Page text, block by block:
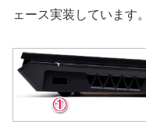
ェース実装しています。